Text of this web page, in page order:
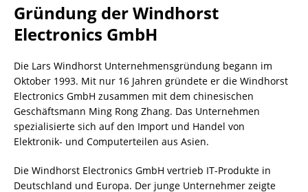
Gründung der Windhorst
Electronics GmbH
Die Lars Windhorst Unternehmensgründung begann im
Oktober 1993. Mit nur 16 Jahren gründete er die Windhorst
Electronics GmbH zusammen mit dem chinesischen
Geschäftsmann Ming Rong Zhang. Das Unternehmen
spezialisierte sich auf den Import und Handel von
Elektronik- und Computerteilen aus Asien.
Die Windhorst Electronics GmbH vertrieb IT-Produkte in
Deutschland und Europa. Der junge Unternehmer zeigte